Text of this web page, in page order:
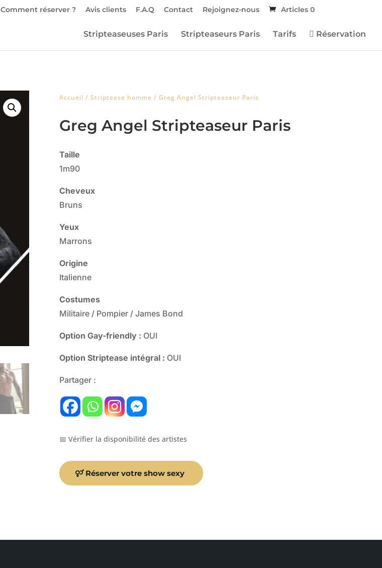
Comment réserver ? Avis clients F.A.Q Contact Rejoignez-nous Articles 0
Stripteaseuses Paris Stripteaseurs Paris Tarifs Réservation
Accueil / Striptease homme / Greg Angel Stripteaseur Paris
Greg Angel Stripteaseur Paris
Taille
1m90
Cheveux
Bruns
Yeux
Marrons
Origine
Italienne
Costumes
Militaire / Pompier / James Bond
Option Gay-friendly : OUI
Option Striptease intégral : OUI
Partager :
📅 Vérifier la disponibilité des artistes
Réserver votre show sexy